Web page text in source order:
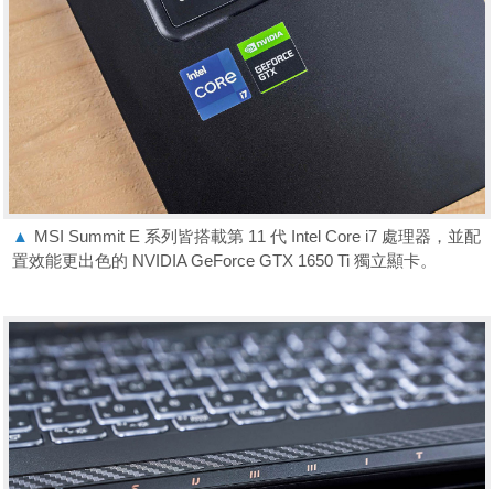
▲ MSI Summit E 系列皆搭載第 11 代 Intel Core i7 處理器，並配
置效能更出色的 NVIDIA GeForce GTX 1650 Ti 獨立顯卡。